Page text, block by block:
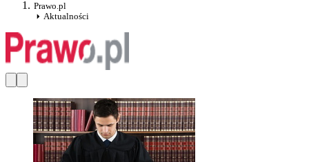
Prawo.pl
Aktualności